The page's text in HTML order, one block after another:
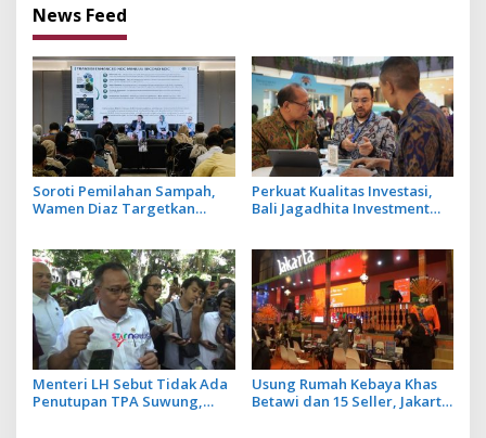
News Feed
Soroti Pemilahan Sampah,
Wamen Diaz Targetkan
Perkuat Kualitas Investasi,
Bali Jagadhita Investment
Investor
Menteri LH Sebut Tidak Ada
Penutupan TPA Suwung,
Usung Rumah Kebaya Khas
Betawi dan 15 Seller, Jakarta